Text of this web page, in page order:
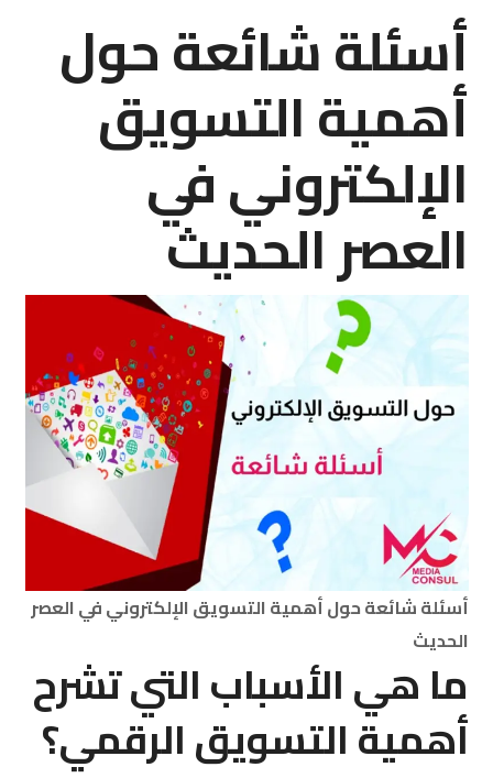
أسئلة شائعة حول
أهمية التسويق
الإلكتروني في
العصر الحديث
أسئلة شائعة حول أهمية التسويق الإلكتروني في العصر
الحديث
ما هي الأسباب التي تشرح
أهمية التسويق الرقمي؟